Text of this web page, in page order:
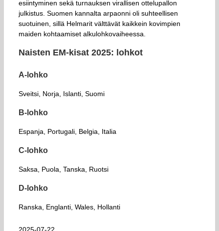
esiintyminen sekä turnauksen virallisen ottelupallon
julkistus. Suomen kannalta arpaonni oli suhteellisen
suotuinen, sillä Helmarit välttävät kaikkein kovimpien
maiden kohtaamiset alkulohkovaiheessa.
Naisten EM-kisat 2025: lohkot
A-lohko
Sveitsi, Norja, Islanti, Suomi
B-lohko
Espanja, Portugali, Belgia, Italia
C-lohko
Saksa, Puola, Tanska, Ruotsi
D-lohko
Ranska, Englanti, Wales, Hollanti
2025-07-22